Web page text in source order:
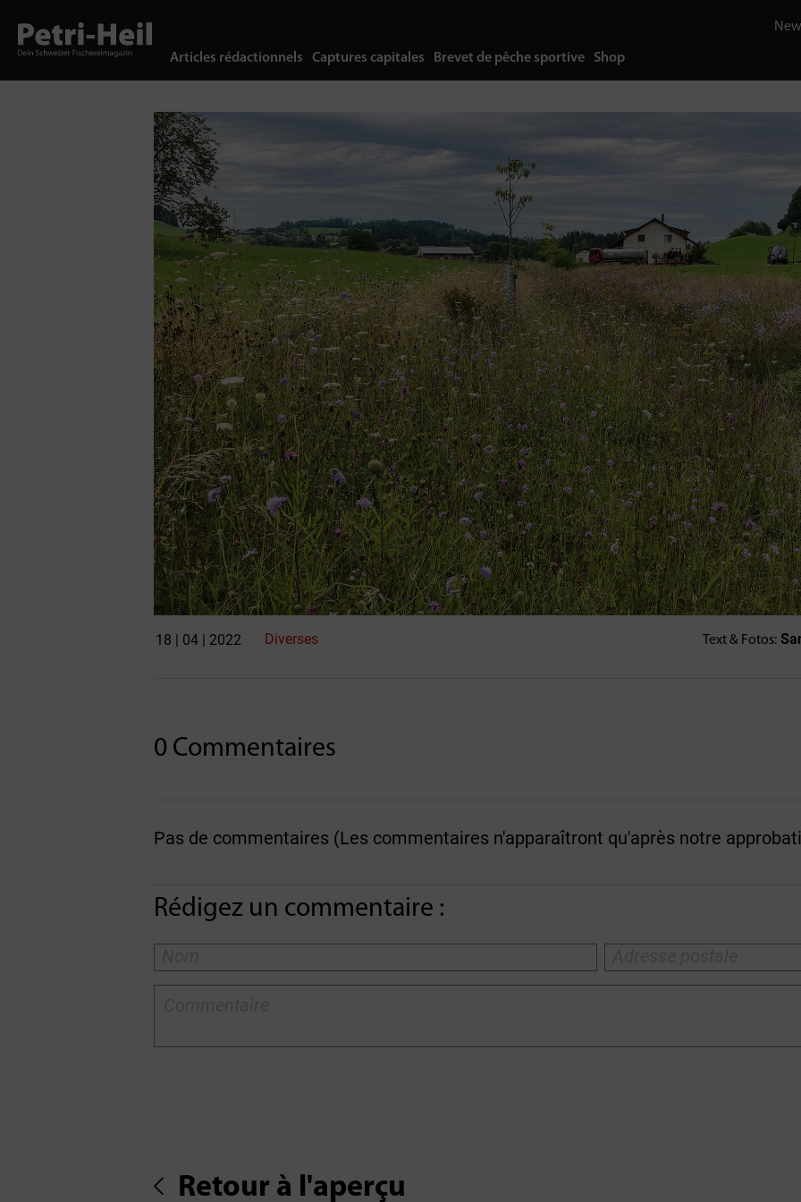
Articles rédactionnels Captures capitales Brevet de pêche sportive Shop
18 | 04 | 2022 Diverses Text & Fotos:
0 Commentaires
Pas de commentaires (Les commentaires n'apparaîtront qu'après notre
Rédigez un commentaire :
Retour à l'aperçu